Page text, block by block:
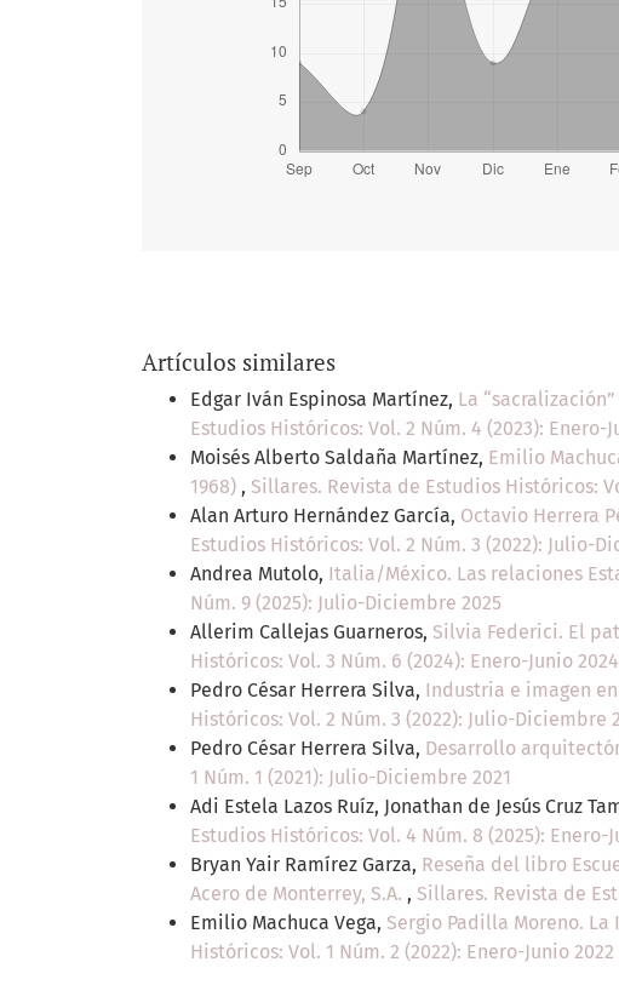
Artículos similares
Edgar Iván Espinosa Martínez, La
Estudios Históricos: Vol. 2 Núm. 4 (2023): Enero-
Moisés Alberto Saldaña Martínez, Emilio
1968) , Sillares. Revista de Estudios Históricos:
Alan Arturo Hernández García, Octavio Herrera
Estudios Históricos: Vol. 2 Núm. 3 (2022): Julio-
Andrea Mutolo, Italia/México. Las relaciones
Núm. 9 (2025): Julio-Diciembre 2025
Allerim Callejas Guarneros, Silvia Federici. El
Históricos: Vol. 3 Núm. 6 (2024): Enero-Junio 2024
Pedro César Herrera Silva, Industria e imagen
Históricos: Vol. 2 Núm. 3 (2022): Julio-Diciembre
Pedro César Herrera Silva, Desarrollo
1 Núm. 1 (2021): Julio-Diciembre 2021
Adi Estela Lazos Ruíz, Jonathan de Jesús Cruz
Estudios Históricos: Vol. 4 Núm. 8 (2025): Enero-
Bryan Yair Ramírez Garza, Reseña del libro
Acero de Monterrey, S.A. , Sillares. Revista de
Emilio Machuca Vega, Sergio Padilla Moreno.
Históricos: Vol. 1 Núm. 2 (2022): Enero-Junio 2022